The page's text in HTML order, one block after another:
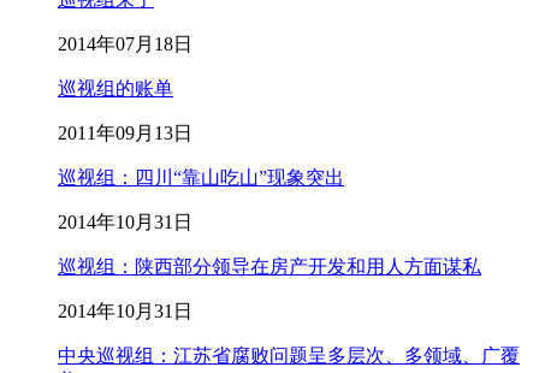
2014年07月18日
巡视组的账单
2011年09月13日
巡视组：四川“靠山吃山”现象突出
2014年10月31日
巡视组：陕西部分领导在房产开发和用人方面谋私
2014年10月31日
中央巡视组：江苏省腐败问题呈多层次、多领域、广覆